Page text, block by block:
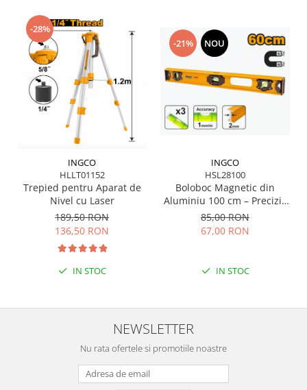
-28%
INGCO
HLLT01152
Trepied pentru Aparat de
Nivel cu Laser
189,50 RON
136,50 RON
IN STOC
-21% NOU
INGCO
HSL28100
Boloboc Magnetic din
Aluminiu 100 cm – Precizie
și Durabilitate pentru
Profesioniști
85,00 RON
67,00 RON
IN STOC
NEWSLETTER
Nu rata ofertele si promotiile noastre